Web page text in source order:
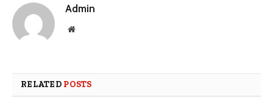
Admin
Website
RELATED POSTS